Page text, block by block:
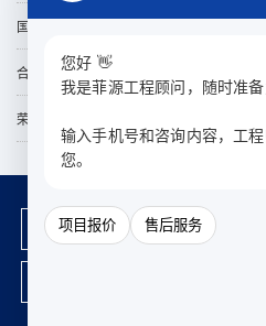
国务院办公厅关于加强城市内涝治理的实
合肥发布第3号总河长令
荣获售后服务完善程度认证证书十二星级
产品中心
您好 👋
我是菲源工程顾问，随时准备
输入手机号和咨询内容，工
您。
项目报价 售后服务